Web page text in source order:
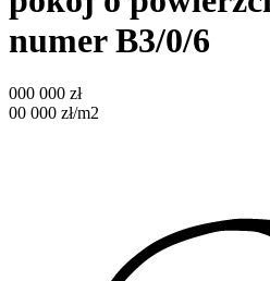
numer B3/0/6
000 000 zł
00 000 zł/m2